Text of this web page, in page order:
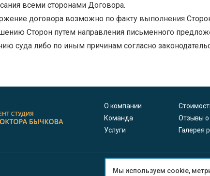
всеми сторонами Договора.
договора возможно по факту выполнения
Сторон путем направления письменного
суда либо по иным причинам согласно
О компании
Команда
Услуги
Отзывы о
Галерея
2025 © Все права
Мы используем cookie,